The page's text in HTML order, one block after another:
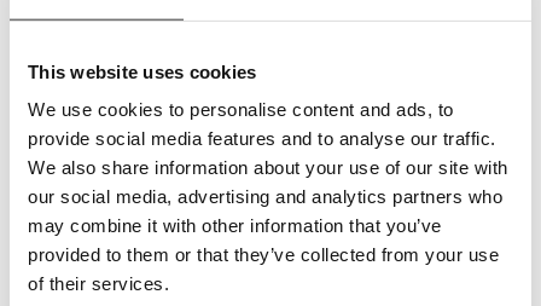
This website uses cookies
We use cookies to personalise content and ads, to
provide social media features and to analyse our traffic.
We also share information about your use of our site with
our social media, advertising and analytics partners who
may combine it with other information that you’ve
provided to them or that they’ve collected from your use
of their services.
Depozitare
Puneti rolele pe o suprafata plana in camera in care urmeaza
sa fie instalat linoleumul. Lasati-le in asteptare timp de cel
putin 24 de ore pentru a se aclimatiza.
Calitatea, culoarea si numarul lotului de fabricatie sunt
mentionate de catre producator pentru fiecare produs in